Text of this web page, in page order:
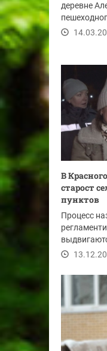
деревне
В
старост
пунктов
Процесс
главой